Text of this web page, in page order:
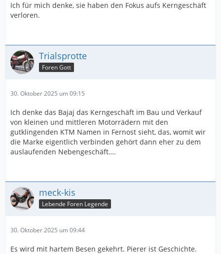
Ich für mich denke, sie haben den Fokus aufs Kerngeschäft
verloren.
Trialsprotte
Foren Gott
30. Oktober 2025 um 09:15
Ich denke das Bajaj das Kerngeschäft im Bau und Verkauf
von kleinen und mittleren Motorrädern mit den
gutklingenden KTM Namen in Fernost sieht, das, womit wir
die Marke eigentlich verbinden gehört dann eher zu dem
auslaufenden Nebengeschäft….
meck-kis
Lebende Foren Legende
30. Oktober 2025 um 09:44
Es wird mit hartem Besen gekehrt. Pierer ist Geschichte.